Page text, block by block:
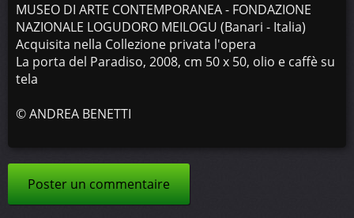
MUSEO DI ARTE CONTEMPORANEA - FONDAZIONE
NAZIONALE LOGUDORO MEILOGU (Banari - Italia)
Acquisita nella Collezione privata l'opera
La porta del Paradiso, 2008, cm 50 x 50, olio e caffè su
tela
©ANDREA BENETTI
Poster un commentaire